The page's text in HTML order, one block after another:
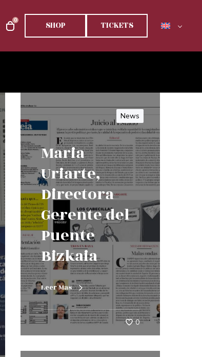
0 SHOP TICKETS
News
Maria
Uriarte,
Directora
Gerente del
Puente
Bizkaia
Leer Mas
0